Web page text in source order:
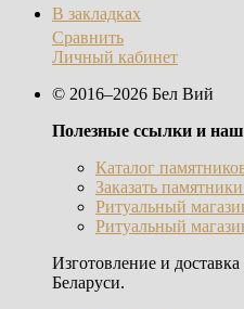
В закладках
Сравнить
Личный кабинет
© 2016–2026 Бел Вий
Полезные ссылки и
Каталог
Заказать
Ритуальный
Ритуальный
Изготовление и
Беларуси.